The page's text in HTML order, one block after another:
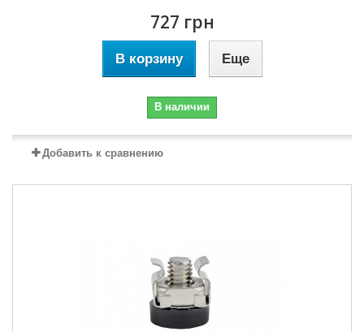
727 грн
В корзину Еще
В наличии
Добавить к сравнению